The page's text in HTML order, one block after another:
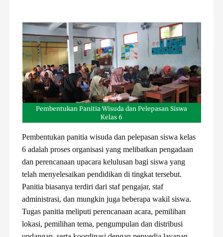
Pembentukan Panitia Wisuda dan Pelepasan Siswa
Kelas 6
Pembentukan panitia wisuda dan pelepasan siswa kelas
6 adalah proses organisasi yang melibatkan pengadaan
dan perencanaan upacara kelulusan bagi siswa yang
telah menyelesaikan pendidikan di tingkat tersebut.
Panitia biasanya terdiri dari staf pengajar, staf
administrasi, dan mungkin juga beberapa wakil siswa.
Tugas panitia meliputi perencanaan acara, pemilihan
lokasi, pemilihan tema, pengumpulan dan distribusi